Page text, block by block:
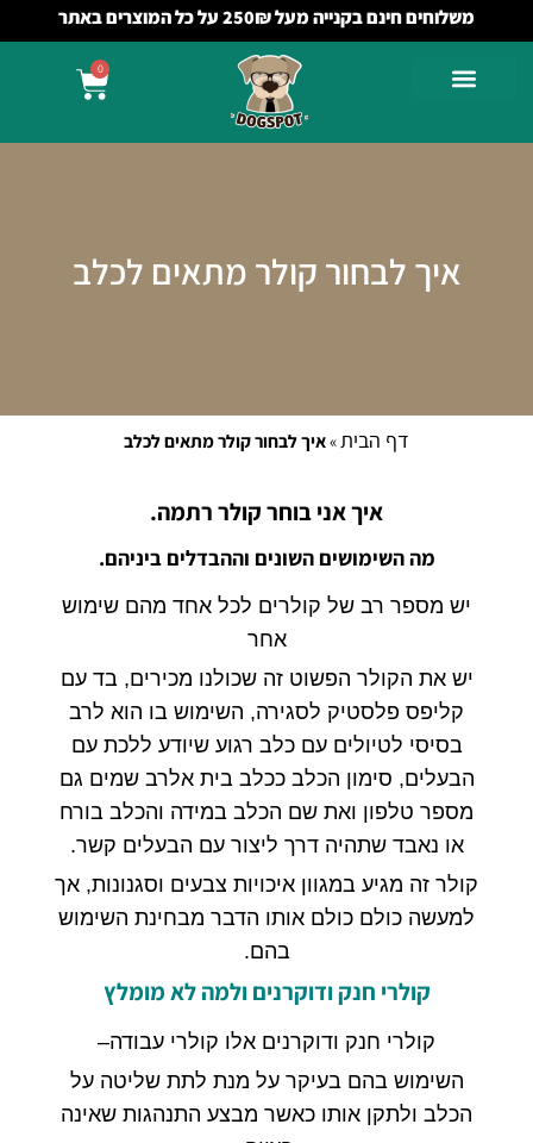
משלוחים חינם בקנייה מעל 250₪ על כל המוצרים באתר
0
איך לבחור קולר מתאים לכלב
דף הבית»איך לבחור קולר מתאים לכלב
איך אני בוחר קולר רתמה.
מה השימושים השונים וההבדלים ביניהם.
יש מספר רב של קולרים לכל אחד מהם שימוש
אחר
יש את הקולר הפשוט זה שכולנו מכירים,בד עם
קליפס פלסטיק לסגירה, השימוש בו הוא לרב
בסיסי לטיולים עם כלב רגוע שיודע ללכת עם
הבעלים, סימון הכלב ככלב בית אלרב שמים גם
מספר טלפון ואת שם הכלב במידה והכלב בורח
או נאבד שתהיה דרך ליצור עם הבעלים קשר.
קולר זה מגיע במגוון איכויות צבעים וסגנונות, אך
למעשה כולם כולם אותו הדבר מבחינת השימוש
בהם.
קולרי חנקודוקרנים ולמה לא מומלץ
קולרי חנק ודוקרנים אלו קולרי עבודה–
השימוש בהם בעיקר על מנת לתת שליטה על
הכלב ולתקן אותו כאשר מבצע התנהגות שאינה